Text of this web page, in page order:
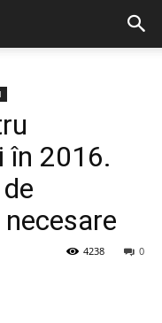
în 2016.
0
4238